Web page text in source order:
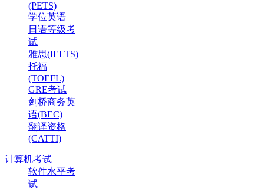
(PETS)
学位英语
日语等级考
试
雅思(IELTS)
托福
(TOEFL)
GRE考试
剑桥商务英
语(BEC)
翻译资格
(CATTI)
计算机考试
软件水平考
试